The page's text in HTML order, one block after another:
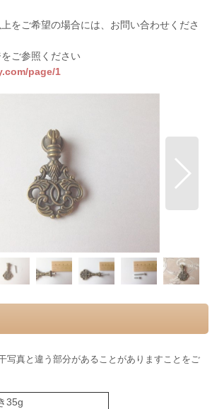
をご希望の場合には、お問い合わせくださ
ご参照ください
page/1
写真と違う部分があることがありますことをご
35g